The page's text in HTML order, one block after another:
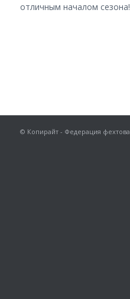
отличным началом сезона!
© Копирайт - Федерация